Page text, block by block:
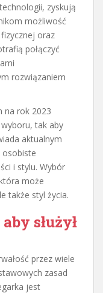
zyskują
możliwość
oraz
połączyć
rozwiązaniem
na rok 2023
tak aby
aktualnym
osobiste
i stylu. Wybór
może
także styl życia.
służył
przez wiele
zasad
jest